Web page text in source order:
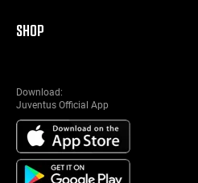
SHOP
Download:
Juventus Official App